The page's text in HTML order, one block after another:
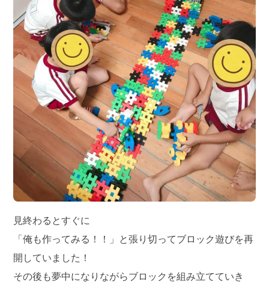
見終わるとすぐに
「俺も作ってみる！！」と張り切ってブロック遊びを再
開していました！
その後も夢中になりながらブロックを組み立てていき